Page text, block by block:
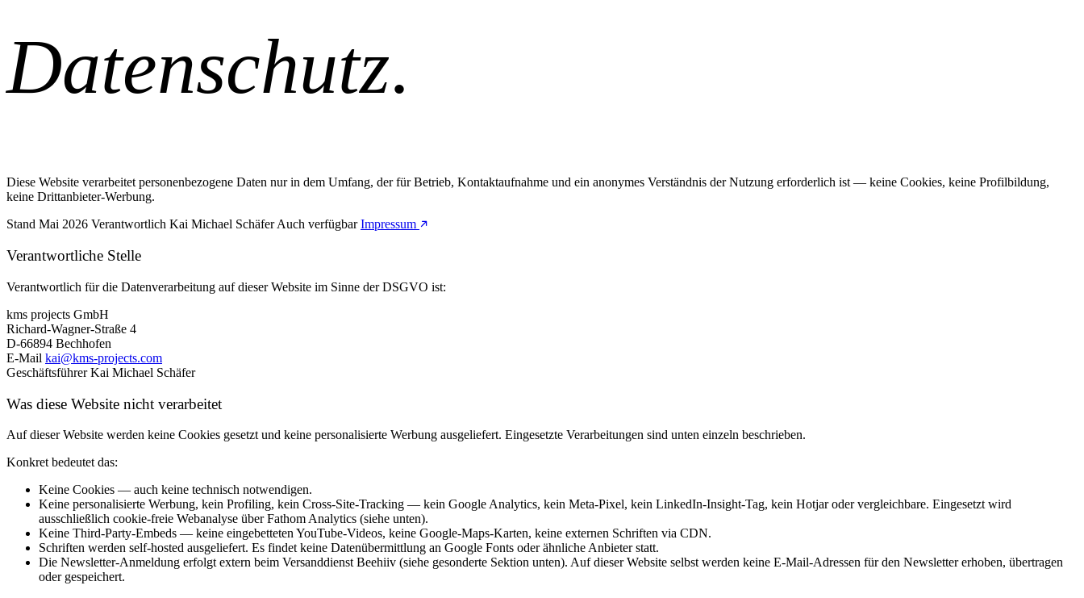
Datenschutz.
Diese Website verarbeitet personenbezogene Daten nur in dem Umfang, der für Betrieb, Kontaktaufnahme und ein anonymes Verständnis der Nutzung erforderlich ist — keine Cookies, keine Profilbildung,
keine Drittanbieter-Werbung.
Stand Mai 2026 Verantwortlich Kai Michael Schäfer Auch verfügbarImpressum
Verantwortliche Stelle
Verantwortlich für die Datenverarbeitung auf dieser Website im Sinne der DSGVO ist:
kms projects GmbH
Richard-Wagner-Straße 4
D-66894 Bechhofen
E-Mail kai@kms-projects.com
GeschäftsführerKai Michael Schäfer
Was diese Website nicht verarbeitet
Auf dieser Website werden keine Cookies gesetzt und keine personalisierte Werbung ausgeliefert. Eingesetzte Verarbeitungen sind unten einzeln beschrieben.
Konkret bedeutet das:
Keine Cookies — auch keine technisch notwendigen.
Keine personalisierte Werbung, kein Profiling, kein Cross-Site-Tracking — kein Google Analytics, kein Meta-Pixel, kein LinkedIn-Insight-Tag, kein Hotjar oder vergleichbare. Eingesetzt wird
ausschließlich cookie-freie Webanalyse über Fathom Analytics (siehe unten).
Keine Third-Party-Embeds — keine eingebetteten YouTube-Videos, keine Google-Maps-Karten, keine externen Schriften via CDN.
Schriften werden self-hosted ausgeliefert. Es findet keine Datenübermittlung an Google Fonts oder ähnliche Anbieter statt.
Die Newsletter-Anmeldung erfolgt extern beim Versanddienst Beehiiv (siehe gesonderte Sektion unten). Auf dieser Website selbst werden keine E-Mail-Adressen für den Newsletter erhoben, übertragen
oder gespeichert.